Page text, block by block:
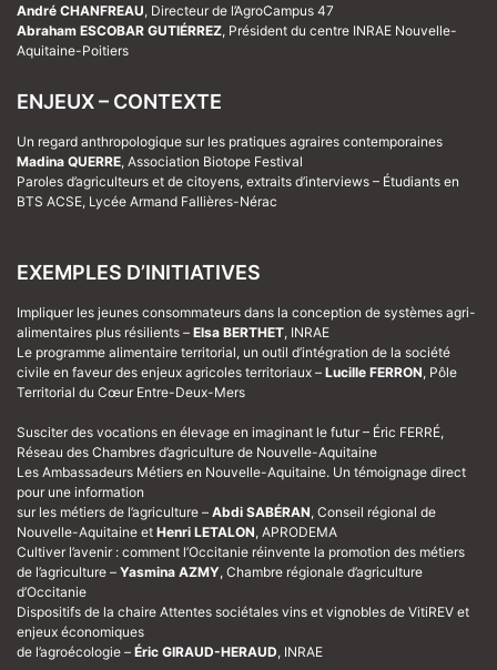
André CHANFREAU, Directeur de l’AgroCampus 47
Abraham ESCOBAR GUTIÉRREZ, Président du centre INRAE Nouvelle-
Aquitaine-Poitiers
ENJEUX – CONTEXTE
Un regard anthropologique sur les pratiques agraires contemporaines
Madina QUERRE, Association Biotope Festival
Paroles d’agriculteurs et de citoyens, extraits d’interviews – Étudiants en
BTS ACSE, Lycée Armand Fallières-Nérac
EXEMPLES D’INITIATIVES
Impliquer les jeunes consommateurs dans la conception de systèmes agri-
alimentaires plus résilients – Elsa BERTHET, INRAE
Le programme alimentaire territorial, un outil d’intégration de la société
civile en faveur des enjeux agricoles territoriaux – Lucille FERRON, Pôle
Territorial du Cœur Entre-Deux-Mers
Susciter des vocations en élevage en imaginant le futur – Éric FERRÉ,
Réseau des Chambres d’agriculture de Nouvelle-Aquitaine
Les Ambassadeurs Métiers en Nouvelle-Aquitaine. Un témoignage direct
pour une information
sur les métiers de l’agriculture – Abdi SABÉRAN, Conseil régional de
Nouvelle-Aquitaine et Henri LETALON, APRODEMA
Cultiver l’avenir : comment l’Occitanie réinvente la promotion des métiers
de l’agriculture – Yasmina AZMY, Chambre régionale d’agriculture
d’Occitanie
Dispositifs de la chaire Attentes sociétales vins et vignobles de VitiREV et
enjeux économiques
de l’agroécologie – Éric GIRAUD-HERAUD, INRAE